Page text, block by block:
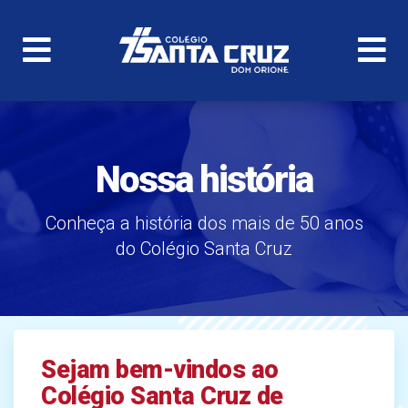
Nossa história
Conheça a história dos mais de 50 anos
do Colégio Santa Cruz
Sejam bem-vindos ao
Colégio Santa Cruz de